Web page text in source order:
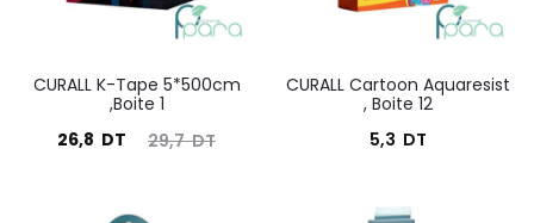
CURALL K-Tape 5*500cm
,Boite 1
29,7DT
Le
initial
26,8 DT
CURALL Cartoon Aquaresist
, Boite 12
5,3 DT